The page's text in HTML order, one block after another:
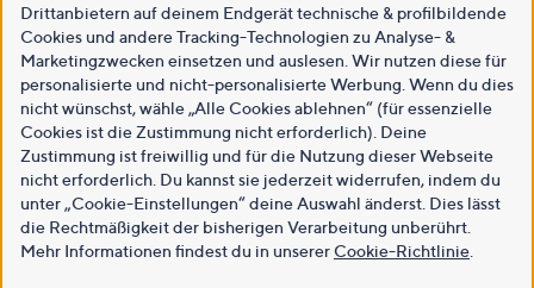
Drittanbietern auf deinem Endgerät technische & profilbildende
Cookies und andere Tracking-Technologien zu Analyse- &
Marketingzwecken einsetzen und auslesen. Wir nutzen diese für
personalisierte und nicht-personalisierte Werbung. Wenn du dies
nicht wünschst, wähle „Alle Cookies ablehnen“ (für essenzielle
Cookies ist die Zustimmung nicht erforderlich). Deine
Zustimmung ist freiwillig und für die Nutzung dieser Webseite
nicht erforderlich. Du kannst sie jederzeit widerrufen, indem du
unter „Cookie-Einstellungen“ deine Auswahl änderst. Dies lässt
die Rechtmäßigkeit der bisherigen Verarbeitung unberührt.
Mehr Informationen findest du in unsererCookie-Richtlinie